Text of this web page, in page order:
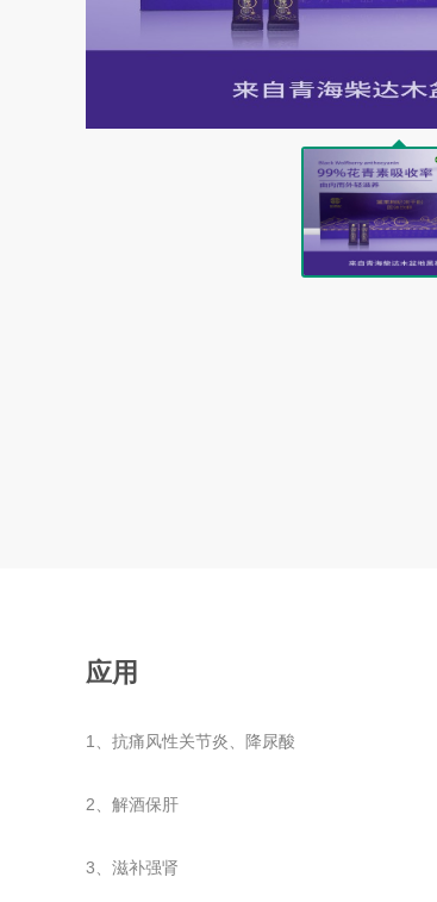
应用
1、抗痛风性关节炎、降尿酸
2、解酒保肝
3、滋补强肾